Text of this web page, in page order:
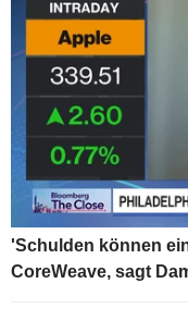
'Schulden können
CoreWeave, sagt